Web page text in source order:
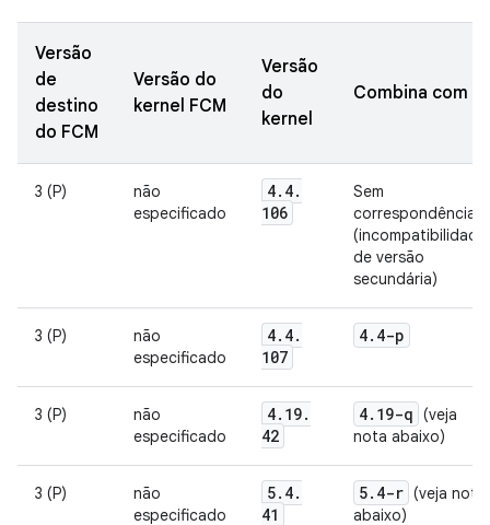
Versão
de
destino
do FCM
Versão do
kernel FCM
Versão
do
kernel
Combina com
3 (P)
não
especificado
4. 4.
106
Sem
correspondência
(incompatibilidade
de versão
secundária)
3 (P)
não
especificado
4. 4.
107
4. 4-p
3 (P)
não
especificado
4. 19.
42
4. 19-q (veja
nota abaixo)
3 (P)
não
especificado
5. 4.
41
5. 4-r (veja nota
abaixo)